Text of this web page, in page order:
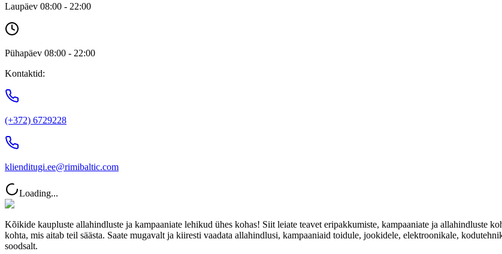
Laupäev 08:00 - 22:00
Pühapäev 08:00 - 22:00
Kontaktid:
(+372) 6729228
klienditugi.ee@rimibaltic.com
Loading...
Kõikide kaupluste allahindluste ja kampaaniate lehikud ühes kohas! Siit leiate teavet eripakkumiste, kampaaniate ja
kohta, mis aitab teil säästa. Saate mugavalt ja kiiresti vaadata allahindlusi, kampaaniaid toidule, jookidele, elektroonikale,
soodsalt.